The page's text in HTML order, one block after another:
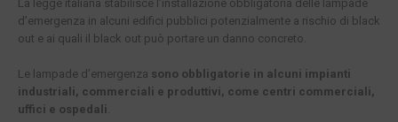
La legge italiana stabilisce l’installazione obbligatoria delle lampade
d’emergenza in alcuni edifici pubblici potenzialmente a rischio di black
out e ai quali il black out può portare un danno concreto.
Le lampade d’emergenza sono obbligatorie in alcuni impianti
industriali, commerciali e produttivi, come centri commerciali,
uffici e ospedali